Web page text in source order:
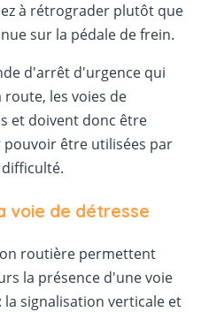
à rétrograder plutôt que
sur la pédale de frein.
d'arrêt d'urgence qui
les voies de
et doivent donc être
être utilisées par
voie de détresse
routière permettent
la présence d'une voie
signalisation verticale et